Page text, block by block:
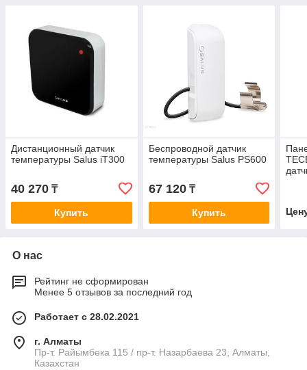
Дистанционный датчик
температуры Salus iT300
40 270 ₸
Купить
Беспроводной датчик
температуры Salus PS600
67 120₸
Купить
О нас
Рейтинг не сформирован
Менее 5 отзывов за последний год
Работает с 28.02.2021
г. Алматы
Пр-т. Райымбека 115 / пр-т. Назарбаева 23, Алматы,
Казахстан